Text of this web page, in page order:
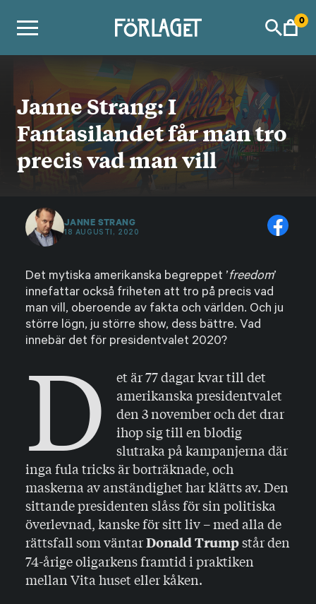
0
Janne Strang: I
Fantasilandet får man tro
precis vad man vill
JANNE STRANG
18 AUGUSTI, 2020
Det mytiska amerikanska begreppet ’freedom’
innefattar också friheten att tro på precis vad
man vill, oberoende av fakta och världen. Och ju
större lögn, ju större show, dess bättre. Vad
innebär det för presidentvalet 2020?
D
et är 77 dagar kvar till det
amerikanska presidentvalet
den 3 november och det drar
ihop sig till en blodig
slutraka på kampanjerna där
inga fula tricks är borträknade, och
maskerna av anständighet har klätts av. Den
sittande presidenten slåss för sin politiska
överlevnad, kanske för sitt liv – med alla de
rättsfall som väntarDonald Trumpstår den
74-årige oligarkens framtid i praktiken
mellan Vita huset eller kåken.